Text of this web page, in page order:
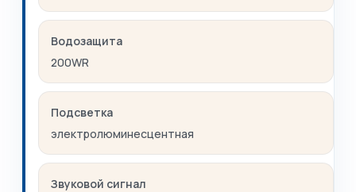
Водозащита
200WR
Подсветка
электролюминесцентная
Звуковой сигнал